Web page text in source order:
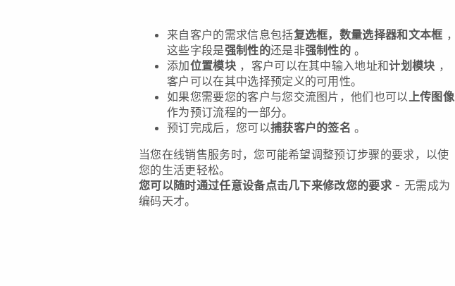
来自客户的需求信息包括复选框，数量选择器和文本框 ，
这些字段是强制性的还是非强制性的 。
添加位置模块，客户可以在其中输入地址和计划模块 ，
客户可以在其中选择预定义的可用性。
如果您需要您的客户与您交流图片，他们也可以 上传图像
作为预订流程的一部分。
预订完成后，您可以捕获客户的签名 。
当您在线销售服务时，您可能希望调整预订步骤的要求，以使
您的生活更轻松。
您可以随时通过任意设备点击几下来修改您的要求 - 无需成为
编码天才。